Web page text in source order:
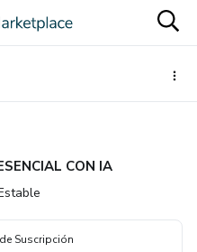
CON IA
Suscripción